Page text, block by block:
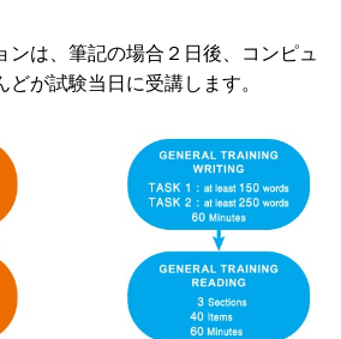
ンは、筆記の場合２日後、コンピュ
が試験当日に受講します。